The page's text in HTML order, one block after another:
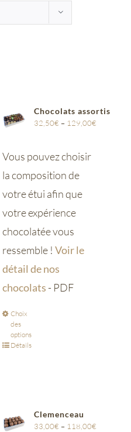
Chocolats assortis
32,50€ – 129,00€
Vous pouvez choisir
la composition de
votre étui afin que
votre expérience
chocolatée vous
ressemble !Voir le
détail de nos
chocolats - PDF
Choix
des
options
Détails
Clemenceau
33,00€ – 118,00€